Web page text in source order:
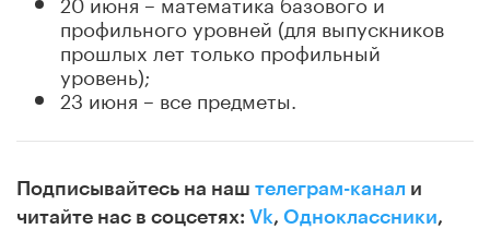
профильного уровней (для выпускников
прошлых лет только профильный
уровень);
23 июня – все предметы.
Подписывайтесь на наш телеграм-канал и
читайте нас в соцсетях: Vk, Одноклассники,